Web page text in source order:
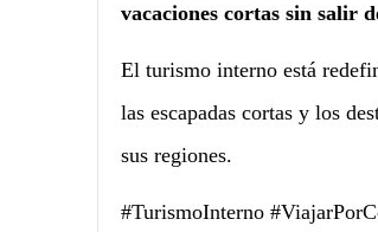
vacaciones cortas sin salir
El turismo interno está
las escapadas cortas y los
sus regiones.
#TurismoInterno